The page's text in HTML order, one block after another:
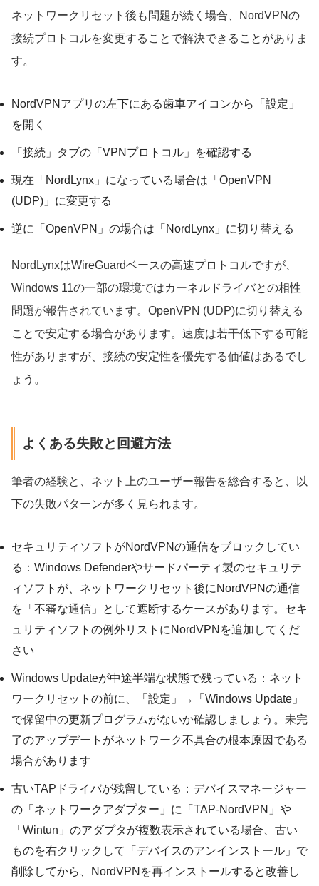
ネットワークリセット後も問題が続く場合、NordVPNの
接続プロトコルを変更することで解決できることがありま
す。
NordVPNアプリの左下にある歯車アイコンから「設定」
を開く
「接続」タブの「VPNプロトコル」を確認する
現在「NordLynx」になっている場合は「OpenVPN
(UDP)」に変更する
逆に「OpenVPN」の場合は「NordLynx」に切り替える
NordLynxはWireGuardベースの高速プロトコルですが、
Windows 11の一部の環境ではカーネルドライバとの相性
問題が報告されています。OpenVPN (UDP)に切り替える
ことで安定する場合があります。速度は若干低下する可能
性がありますが、接続の安定性を優先する価値はあるでし
ょう。
よくある失敗と回避方法
筆者の経験と、ネット上のユーザー報告を総合すると、以
下の失敗パターンが多く見られます。
セキュリティソフトがNordVPNの通信をブロックしてい
る：Windows Defenderやサードパーティ製のセキュリテ
ィソフトが、ネットワークリセット後にNordVPNの通信
を「不審な通信」として遮断するケースがあります。セキ
ュリティソフトの例外リストにNordVPNを追加してくだ
さい
Windows Updateが中途半端な状態で残っている：ネット
ワークリセットの前に、「設定」→「Windows Update」
で保留中の更新プログラムがないか確認しましょう。未完
了のアップデートがネットワーク不具合の根本原因である
場合があります
古いTAPドライバが残留している：デバイスマネージャー
の「ネットワークアダプター」に「TAP-NordVPN」や
「Wintun」のアダプタが複数表示されている場合、古い
ものを右クリックして「デバイスのアンインストール」で
削除してから、NordVPNを再インストールすると改善し